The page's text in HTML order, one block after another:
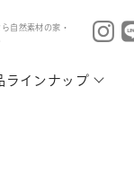
自然素材の家・
ラインナップ